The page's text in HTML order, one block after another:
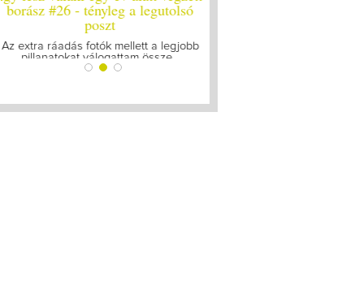
borász #25
Megírtuk a modulzáró vizsgákat, már
lázasan készülünk az utolsó...